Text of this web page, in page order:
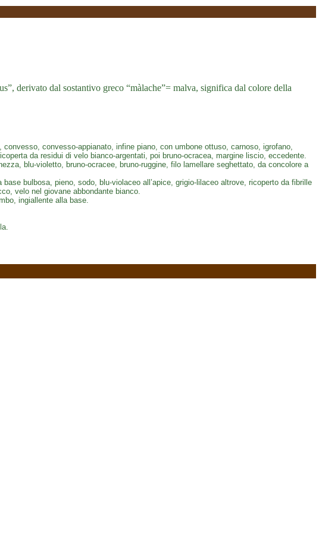
derivato dal sostantivo greco “màlache”= malva, significa dal colore della
convesso-appianato, infine piano, con umbone ottuso, carnoso, igrofano,
da residui di velo bianco-argentati, poi bruno-ocracea, margine liscio, eccedente.
blu-violetto, bruno-ocracee, bruno-ruggine, filo lamellare seghettato, da concolore a
bulbosa, pieno, sodo, blu-violaceo all’apice, grigio-lilaceo altrove, ricoperto da fibrille
velo nel giovane abbondante bianco.
ingiallente alla base.